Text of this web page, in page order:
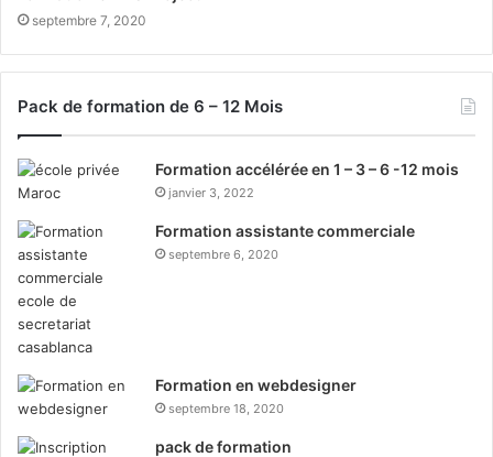
septembre 7, 2020
Pack de formation de 6 – 12 Mois
Formation accélérée en 1 – 3 – 6 -12 mois
janvier 3, 2022
Formation assistante commerciale
septembre 6, 2020
Formation en webdesigner
septembre 18, 2020
pack de formation